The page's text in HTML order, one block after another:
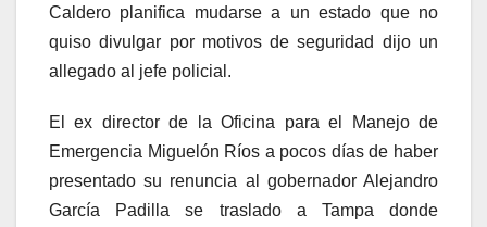
Caldero planifica mudarse a un estado que no
quiso divulgar por motivos de seguridad dijo un
allegado al jefe policial.
El ex director de la Oficina para el Manejo de
Emergencia Miguelón Ríos a pocos días de haber
presentado su renuncia al gobernador Alejandro
García Padilla se traslado a Tampa donde